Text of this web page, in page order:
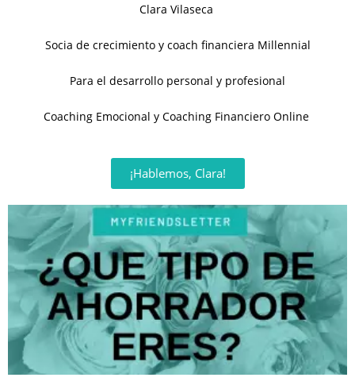
Clara Vilaseca
Socia de crecimiento y coach financiera Millennial
Para el desarrollo personal y profesional
Coaching Emocional y Coaching Financiero Online
¡Hablemos, Clara!